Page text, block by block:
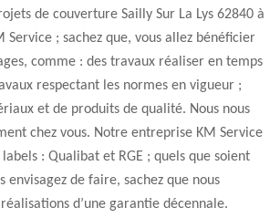
de couverture Sailly Sur La Lys 62840 à
Service ; sachez que, vous allez bénéficier
comme : des travaux réaliser en temps
respectant les normes en vigueur ;
et de produits de qualité. Nous nous
chez vous. Notre entreprise KM Service
: Qualibat et RGE ; quels que soient
envisagez de faire, sachez que nous
d’une garantie décennale.